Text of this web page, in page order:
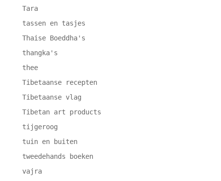
Tara
tassen en tasjes
Thaise Boeddha's
thangka's
thee
Tibetaanse recepten
Tibetaanse vlag
Tibetan art products
tijgeroog
tuin en buiten
tweedehands boeken
vajra